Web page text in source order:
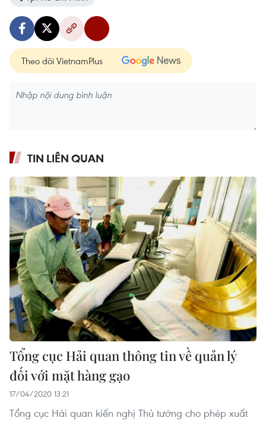
Theo dõi VietnamPlus
TIN LIÊN QUAN
Tổng cục Hải quan thông tin về quản lý
đối với mặt hàng gạo
17/04/2020 13:21
Tổng cục Hải quan kiến nghị Thủ tướng cho phép xuất